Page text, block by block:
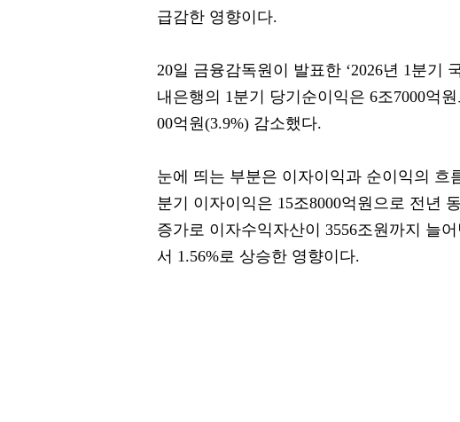
급감한 영향이다.
20일 금융감독원이 발표한 ‘2026년 1분기
내은행의 1분기 당기순이익은 6조7000억
00억원(3.9%) 감소했다.
눈에 띄는 부분은 이자이익과 순이익의 흐
분기 이자이익은 15조8000억원으로 전년
증가로 이자수익자산이 3556조원까지 늘
서 1.56%로 상승한 영향이다.